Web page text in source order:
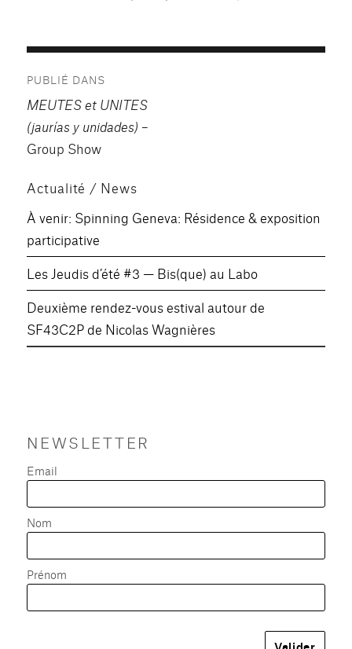
de
l’article
PUBLIÉ DANS
MEUTES et UNITES
(jaurías y unidades) –
Group Show
Actualité / News
À venir: Spinning Geneva: Résidence & exposition
participative
Les Jeudis d’été #3 — Bis(que) au Labo
Deuxième rendez-vous estival autour de
SF43C2P de Nicolas Wagnières
NEWSLETTER
Email
Nom
Prénom